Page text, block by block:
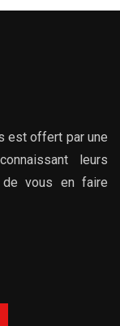
à
est offert par une
leurs
vous en faire